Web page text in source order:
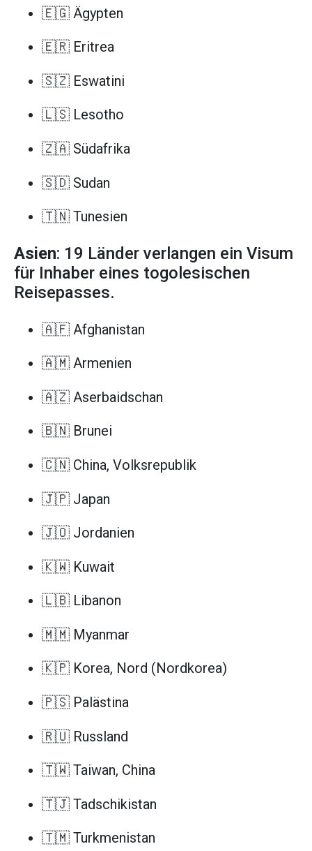
🇪🇬 Ägypten
🇪🇷 Eritrea
🇸🇿 Eswatini
🇱🇸 Lesotho
🇿🇦 Südafrika
🇸🇩 Sudan
🇹🇳 Tunesien
Asien: 19 Länder verlangen ein Visum
für Inhaber eines togolesischen
Reisepasses.
🇦🇫 Afghanistan
🇦🇲 Armenien
🇦🇿 Aserbaidschan
🇧🇳 Brunei
🇨🇳 China, Volksrepublik
🇯🇵 Japan
🇯🇴 Jordanien
🇰🇼 Kuwait
🇱🇧 Libanon
🇲🇲 Myanmar
🇰🇵 Korea, Nord (Nordkorea)
🇵🇸 Palästina
🇷🇺 Russland
🇹🇼 Taiwan, China
🇹🇯 Tadschikistan
🇹🇲 Turkmenistan